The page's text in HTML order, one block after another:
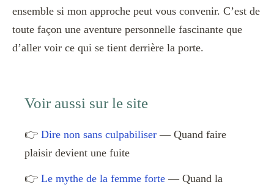
ensemble si mon approche peut vous convenir. C’est de
toute façon une aventure personnelle fascinante que
d’aller voir ce qui se tient derrière la porte.
Voir aussi sur le site
👉 Dire non sans culpabiliser — Quand faire
plaisir devient une fuite
👉 Le mythe de la femme forte — Quand la